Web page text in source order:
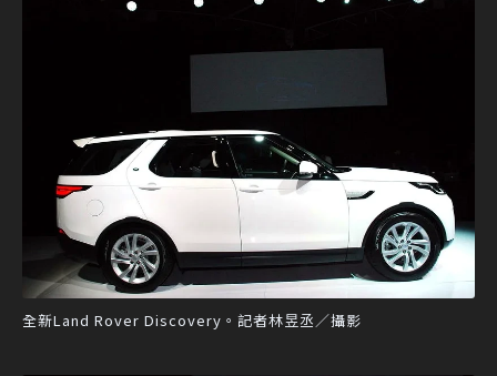
全新Land Rover Discovery。記者林昱丞／攝影